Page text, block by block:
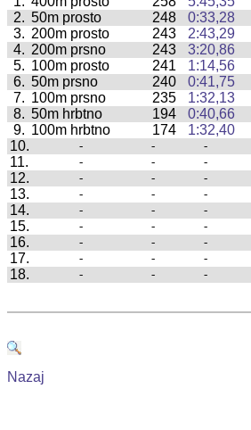
2. 50m prosto 248 0:33,28
3. 200m prosto 243 2:43,29
4. 200m prsno 243 3:20,86
5. 100m prosto 241 1:14,56
6. 50m prsno 240 0:41,75
7. 100m prsno 235 1:32,13
8. 50m hrbtno 194 0:40,66
9. 100m hrbtno 174 1:32,40
10.
- - -
11.
- - -
12.
- - -
13.
- - -
14.
- - -
15.
- - -
16.
- - -
17.
- - -
18.
- - -
Nazaj